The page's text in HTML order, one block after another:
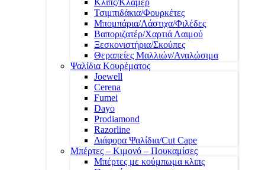
Κλιπς/Κλάμερ
Τσιμπιδάκια/Φουρκέτες
Μπομπάρια/Λάστιχα/Φιλέδες
Βαποριζατέρ/Χαρτιά Λαιμού
Ξεσκονιστήρια/Σκούπες
Θεραπείες Μαλλιών/Αναλώσιμα
Ψαλίδια Κουρέματος
Joewell
Cerena
Fumei
Dayo
Prodiamond
Razorline
Διάφορα Ψαλίδια/Cut Cape
Μπέρτες – Κιμονό – Πουκαμίσες
Μπέρτες με κούμπωμα κλιπς